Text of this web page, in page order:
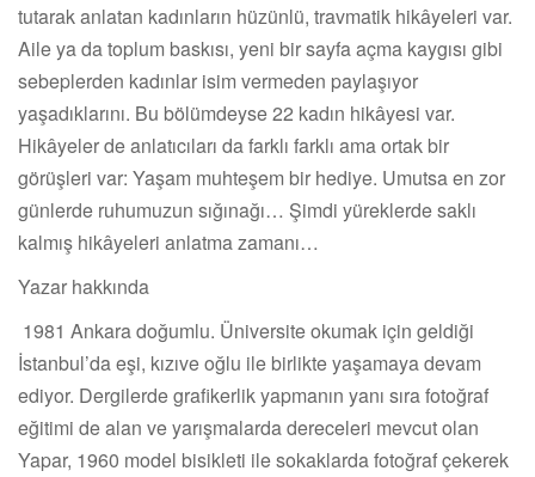
tutarak anlatan kadınların hüzünlü, travmatik hikâyeleri var.
Aile ya da toplum baskısı, yeni bir sayfa açma kaygısı gibi
sebeplerden kadınlar isim vermeden paylaşıyor
yaşadıklarını. Bu bölümdeyse 22 kadın hikâyesi var.
Hikâyeler de anlatıcıları da farklı farklı ama ortak bir
görüşleri var: Yaşam muhteşem bir hediye. Umutsa en zor
günlerde ruhumuzun sığınağı… Şimdi yüreklerde saklı
kalmış hikâyeleri anlatma zamanı…
Yazar hakkında
1981 Ankara doğumlu. Üniversite okumak için geldiği
İstanbul’da eşi, kızıve oğlu ile birlikte yaşamaya devam
ediyor. Dergilerde grafikerlik yapmanın yanı sıra fotoğraf
eğitimi de alan ve yarışmalarda dereceleri mevcut olan
Yapar, 1960 model bisikleti ile sokaklarda fotoğraf çekerek